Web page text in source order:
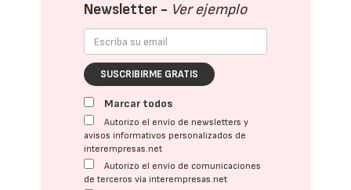
Newsletter - Ver ejemplo
SUSCRIBIRME GRATIS
Marcar todos
Autorizo el envío de newsletters y
avisos informativos personalizados de
interempresas.net
Autorizo el envío de comunicaciones
de terceros vía interempresas.net